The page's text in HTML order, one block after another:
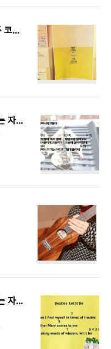
[게릴라특강 후기1] 'C코드와 G코드 두 코드로 멘탈이 정화될 수 있었네요..'
[직딩예대 은근기타]3주차 다시 익히는 자료 입니다.
[직딩예대 은근기타]2주차 다시 익히는 자료 입니다.(Let it be, 곰세마리 악보)